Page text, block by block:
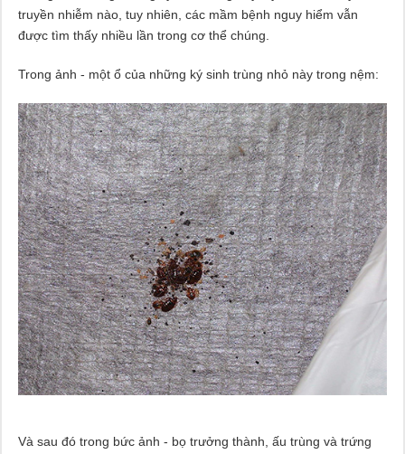
truyền nhiễm nào, tuy nhiên, các mầm bệnh nguy hiểm vẫn
được tìm thấy nhiều lần trong cơ thể chúng.
Trong ảnh - một ổ của những ký sinh trùng nhỏ này trong nệm:
Và sau đó trong bức ảnh - bọ trưởng thành, ấu trùng và trứng